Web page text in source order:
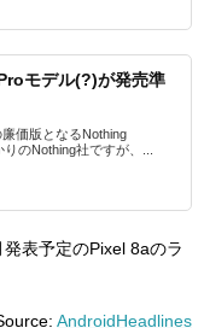
モデル(?)が発売準
価版となるNothing
のNothing社ですが、...
表予定のPixel 8aのラ
AndroidHeadlines